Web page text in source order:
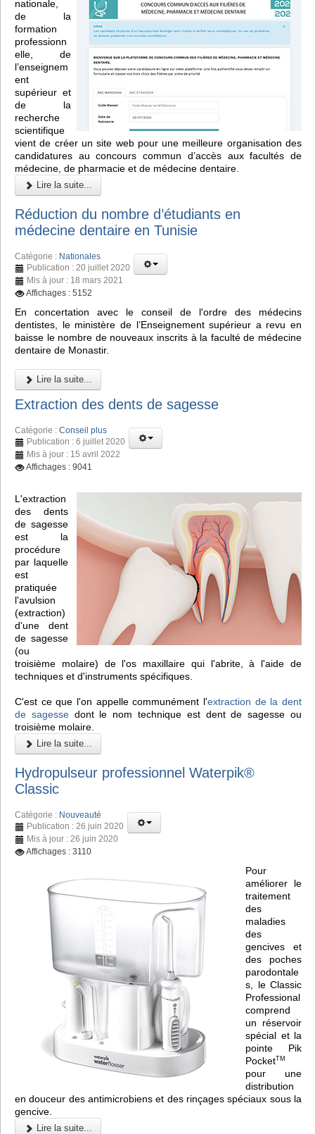
nationale,
de la
formation
professionn
elle, de
l’enseignem
ent
supérieur et
de la
recherche
scientifique
vient de créer un site web pour une meilleure organisation des
candidatures au concours commun d’accès aux facultés de
médecine, de pharmacie et de médecine dentaire.
Lire la suite...
Réduction du nombre d’étudiants en
médecine dentaire en Tunisie
Catégorie : Nationales
Publication : 20 juillet 2020
Mis à jour : 18 mars 2021
Affichages : 5152
En concertation avec le conseil de l'ordre des médecins
dentistes, le ministère de l’Enseignement supérieur a revu en
baisse le nombre de nouveaux inscrits à la faculté de médecine
dentaire de Monastir.
Lire la suite...
Extraction des dents de sagesse
Catégorie : Conseil plus
Publication : 6 juillet 2020
Mis à jour : 15 avril 2022
Affichages : 9041
L'extraction
des dents
de sagesse
est la
procédure
par laquelle
est
pratiquée
l'avulsion
(extraction)
d'une dent
de sagesse
(ou
troisième molaire) de l'os maxillaire qui l'abrite, à l'aide de
techniques et d'instruments spécifiques.
C'est ce que l'on appelle communément l'extraction de la dent
de sagessedont le nom technique est dent de sagesse ou
troisième molaire.
Lire la suite...
Hydropulseur professionnel Waterpik®
Classic
Catégorie : Nouveauté
Publication : 26 juin 2020
Mis à jour : 26 juin 2020
Affichages : 3110
Pour
améliorer le
traitement
des
maladies
des
gencives et
des poches
parodontale
s, le Classic
Professional
comprend
un réservoir
spécial et la
pointe Pik
PocketTM
pour une
distribution
en douceur des antimicrobiens et des rinçages spéciaux sous la
gencive.
Lire la suite...